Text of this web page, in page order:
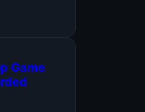
Game